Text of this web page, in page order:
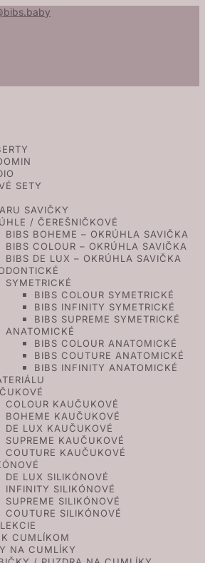
SETY
SAVIČKY
/ ČEREŠNIČKOVÉ
BIBS BOHEME – OKRÚHLA SAVIČKA
BIBS COLOUR – OKRÚHLA SAVIČKA
BIBS DE LUX – OKRÚHLA SAVIČKA
SYMETRICKÉ
BIBS COLOUR SYMETRICKÉ
BIBS INFINITY SYMETRICKÉ
BIBS SUPREME SYMETRICKÉ
ANATOMICKÉ
BIBS COLOUR ANATOMICKÉ
BIBS COUTURE ANATOMICKÉ
BIBS INFINITY ANATOMICKÉ
COLOUR KAUČUKOVÉ
BOHEME KAUČUKOVÉ
DE LUX KAUČUKOVÉ
SUPREME KAUČUKOVÉ
COUTURE KAUČUKOVÉ
DE LUX SILIKÓNOVÉ
INFINITY SILIKÓNOVÉ
SUPREME SILIKÓNOVÉ
COUTURE SILIKÓNOVÉ
CUMLÍKOM
NA CUMLÍKY